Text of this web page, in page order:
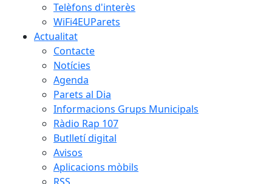
Telèfons d'interès
WiFi4EUParets
Actualitat
Contacte
Notícies
Agenda
Parets al Dia
Informacions Grups Municipals
Ràdio Rap 107
Butlletí digital
Avisos
Aplicacions mòbils